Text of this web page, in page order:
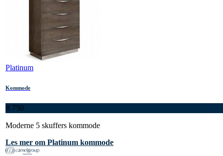
Platinum
Kommode
8 750
Moderne 5 skuffers kommode
Les mer om Platinum kommode